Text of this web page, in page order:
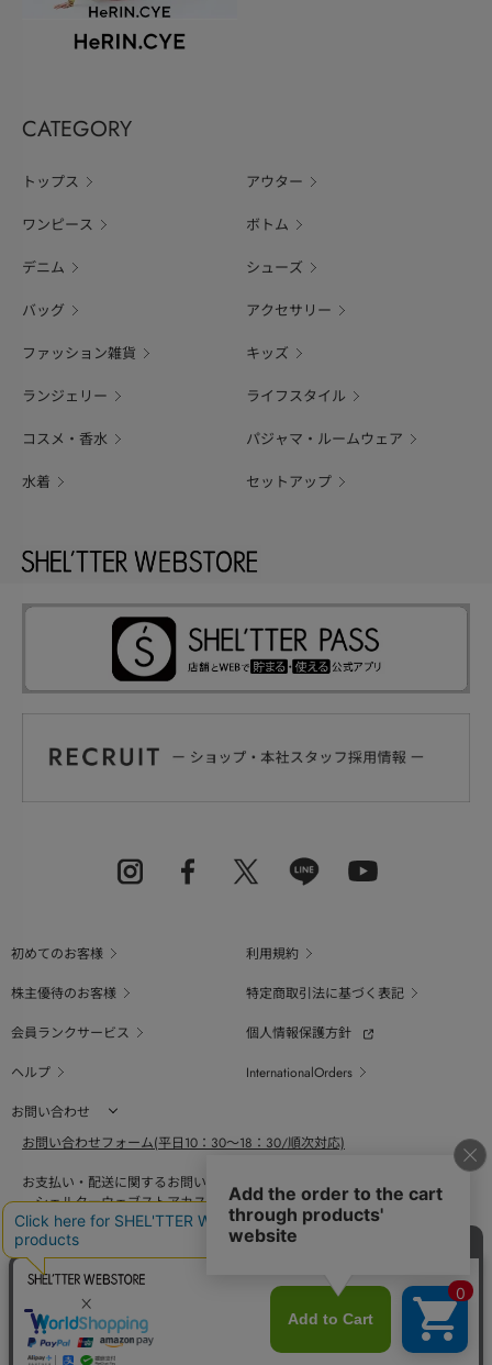
CATEGORY
トップス アウター
ワンピース ボトム
デニム シューズ
バッグ アクセサリー
ファッション雑貨 キッズ
ランジェリー ライフスタイル
コスメ・香水 パジャマ・ルームウェア
水着 セットアップ
初めてのお客様
利用規約
株主優待のお客様
特定商取引法に基づく表記
会員ランクサービス
個人情報保護方針
ヘルプ
InternationalOrders
お問い合わせ
お問い合わせフォーム(平日10：30～18：30/順次対応)
お支払い・配送に関するお問い合わせ（平日10：30～18：00）
シェルターウェブストアカスタマーセンター
0800-123-6820
商品の素材、サイズ、仕様等に関するお問い合せ（平日10：30～18：00）
バロックジャパンリミテッドコールセンター
03-6730-9191
BAROQUE JAPAN LIMITED The SHEL'TTER TOKYO